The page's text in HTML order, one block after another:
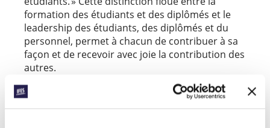
formation des étudiants et des diplômés et le
leadership des étudiants, des diplômés et du
personnel, permet à chacun de contribuer à sa
façon et de recevoir avec joie la contribution des
autres.
Le ministère parmi les diplômés en